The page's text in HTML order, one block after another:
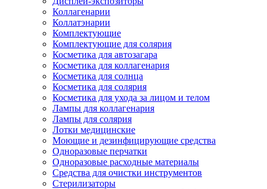
Коллагенарии
Коллатэнарии
Комплектующие
Комплектующие для солярия
Косметика для автозагара
Косметика для коллагенария
Косметика для солнца
Косметика для солярия
Косметика для ухода за лицом и телом
Лампы для коллагенария
Лампы для солярия
Лотки медицинские
Моющие и дезинфицирующие средства
Одноразовые перчатки
Одноразовые расходные материалы
Средства для очистки инструментов
Стерилизаторы